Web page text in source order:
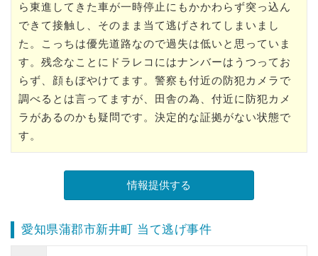
ら東進してきた車が一時停止にもかかわらず突っ込ん
できて接触し、そのまま当て逃げされてしまいまし
た。こっちは優先道路なので過失は低いと思っていま
す。残念なことにドラレコにはナンバーはうつってお
らず、顔もぼやけてます。警察も付近の防犯カメラで
調べるとは言ってますが、田舎の為、付近に防犯カメ
ラがあるのかも疑問です。決定的な証拠がない状態で
す。
愛知県蒲郡市新井町 当て逃げ事件